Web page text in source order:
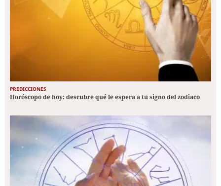
PREDICCIONES
Horóscopo de hoy: descubre qué le espera a tu signo del zodiaco